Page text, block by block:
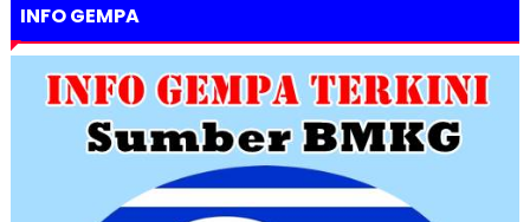
INFO GEMPA